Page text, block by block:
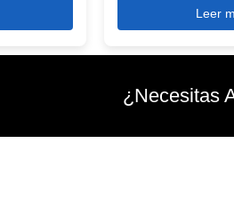
Leer
¿Necesitas